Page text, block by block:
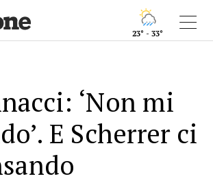
23° - 33°
‘Non mi
E Scherrer ci